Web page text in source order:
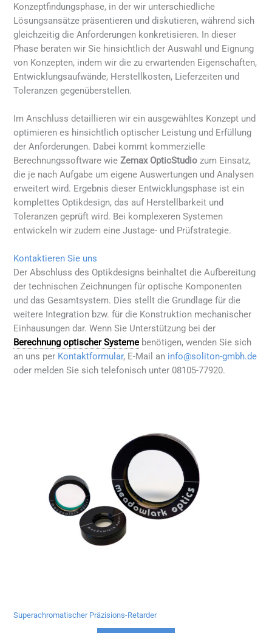
Konzeptfindungsphase, in der wir unterschiedliche
Lösungsansätze präsentieren und diskutieren, während sich
gleichzeitig die Anforderungen konkretisieren. In dieser
Phase beraten wir Sie hinsichtlich der Auswahl und Eignung
von Konzepten, indem wir die zu erwartenden Eigenschaften,
Entwicklungsaufwände, Herstellkosten, Lieferzeiten und
Toleranzen gegenüberstellen.
Im Anschluss detaillieren wir ein ausgewähltes Konzept und
optimieren es hinsichtlich optischer Leistung und Erfüllung
der Anforderungen. Dabei kommt kommerzielle
Berechnungssoftware wieZemax OpticStudio zum Einsatz,
die je nach Aufgabe um eigene Auswertungen und Analysen
erweitert wird. Ergebnis dieser Entwicklungsphase ist ein
komplettes Optikdesign, das auf Herstellbarkeit und
Toleranzen geprüft wird. Bei komplexeren Systemen
entwickeln wir zudem eine Justage- und Prüfstrategie.
Kontaktieren Sie uns
Der Abschluss des Optikdesigns beinhaltet die Aufbereitung
der technischen Zeichnungen für optische Komponenten
und das Gesamtsystem. Dies stellt die Grundlage für die
weitere Integration bzw. für die Konstruktion mechanischer
Einhausungen dar. Wenn Sie Unterstützung bei der
Berechnung optischer Systeme benötigen, wenden Sie sich
an uns per Kontaktformular, E-Mail an info@soliton-gmbh.de
oder melden Sie sich telefonisch unter 08105-77920.
Superachromatischer Präzisions-Retarder